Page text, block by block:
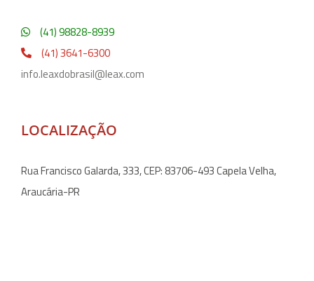
(41) 98828-8939
(41) 3641-6300
info.leaxdobrasil@leax.com
LOCALIZAÇÃO
Rua Francisco Galarda, 333, CEP: 83706-493 Capela Velha,
Araucária-PR